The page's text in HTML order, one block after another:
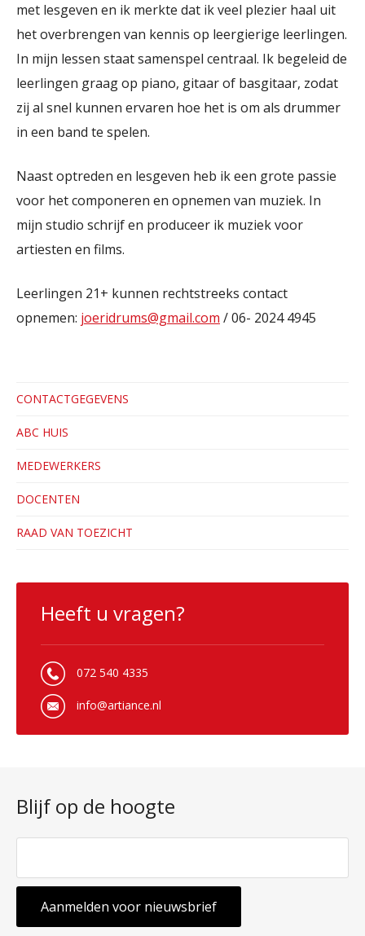
met lesgeven en ik merkte dat ik veel plezier haal uit
het overbrengen van kennis op leergierige leerlingen.
In mijn lessen staat samenspel centraal. Ik begeleid de
leerlingen graag op piano, gitaar of basgitaar, zodat
zij al snel kunnen ervaren hoe het is om als drummer
in een band te spelen.
Naast optreden en lesgeven heb ik een grote passie
voor het componeren en opnemen van muziek. In
mijn studio schrijf en produceer ik muziek voor
artiesten en films.
Leerlingen 21+ kunnen rechtstreeks contact
opnemen: joeridrums@gmail.com / 06- 2024 4945
CONTACTGEGEVENS
ABC HUIS
MEDEWERKERS
DOCENTEN
RAAD VAN TOEZICHT
Heeft u vragen?
072 540 4335
info@artiance.nl
Blijf op de hoogte
Aanmelden voor nieuwsbrief